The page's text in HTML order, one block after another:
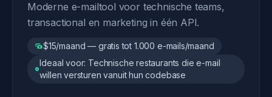
Moderne e-mailtool voor technische teams,
transactional en marketing in één API.
$15/maand — gratis tot 1.000 e-mails/maand
Ideaal voor: Technische restaurants die e-mail
willen versturen vanuit hun codebase